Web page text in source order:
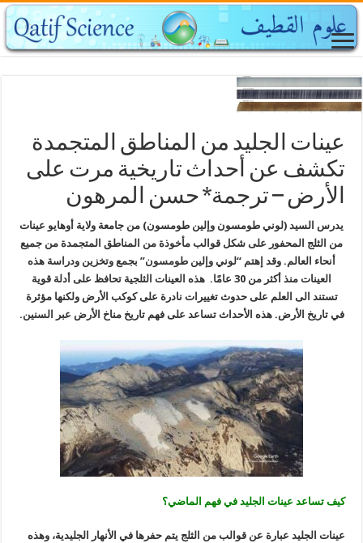
عينات الجليد من المناطق المتجمدة
تكشف عن أحداث تاريخية مرت على
الأرض – ترجمة* حسن المرهون
يدرس السيد (لوني طومسون وإلين طومسون) من جامعة ولاية أوهايو عينات
من الثلج المحفور على شكل قوالب مأخوذة من المناطق المتجمدة من جميع
أنحاء العالم. وقد إهتم “لوني وإلين طومسون” بجمع وتخزين ودراسة هذه
العينات منذ أكثر من 30 عامًا. هذه العينات الثلجية تحافظ على أدلة قوية
تستند الى العلم على حدوث تغييرات نادرة على كوكب الأرض ولكنها مؤثرة
في تاريخ الأرض. هذه الأحداث تساعد على فهم تاريخ مناخ الأرض عبر السنين.
كيف تساعد عينات الجليد في فهم الماضي؟
عينات الجليد عبارة عن قوالب من الثلج يتم حفرها في الأنهار الجليدية، وهذه